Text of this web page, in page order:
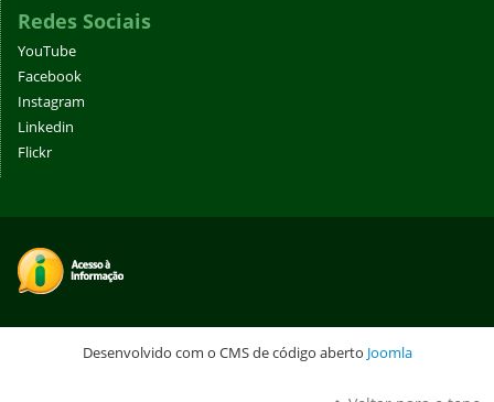
Redes Sociais
YouTube
Facebook
Instagram
Linkedin
Flickr
Desenvolvido com o CMS de código aberto Joomla